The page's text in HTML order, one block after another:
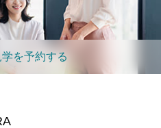
を予約する